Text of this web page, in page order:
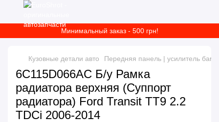
Минимальный заказ - 500 грн!
Кузовные детали авто Передняя панель | усилитель
6C115D066AC Б/у Рамка
радиатора верхняя (Суппорт
радиатора) Ford Transit TT9 2.2
TDCi 2006-2014